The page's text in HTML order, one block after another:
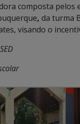
composta pelos
, da turma
visando o